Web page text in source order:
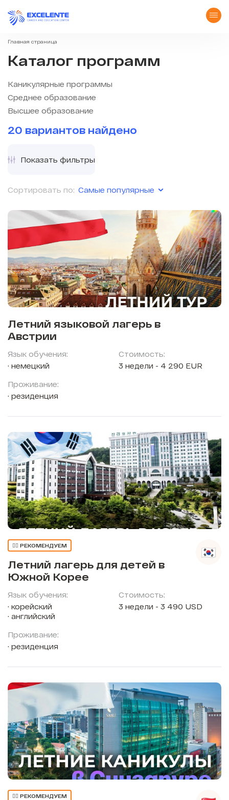
Главная страница
Каталог программ
Каникулярные программы
Среднее образование
Высшее образование
20 вариантов найдено
Сортировать по: Самые популярные
Показать фильтры
Летний языковой лагерь в
Австрии
Язык обучения:
немецкий
Проживание:
резиденция
Стоимость:
3 недели - 4 290 EUR
👍🏼 РЕКОМЕНДУЕМ
Летний лагерь для детей в
Южной Корее
Язык обучения:
корейский
английский
Проживание:
резиденция
Стоимость:
3 недели - 3 490 USD
👍🏼 РЕКОМЕНДУЕМ